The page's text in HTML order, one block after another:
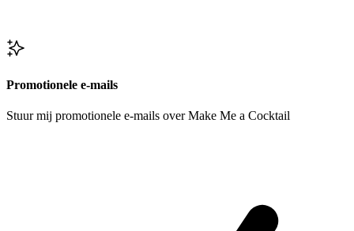
Promotionele e-mails
Stuur mij promotionele e-mails over Make Me a Cocktail